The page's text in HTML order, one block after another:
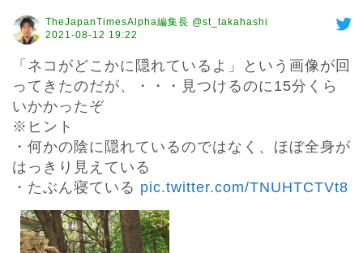
TheJapanTimesAlpha編集長 @st_takahashi
2021-08-12 19:22
「ネコがどこかに隠れているよ」という画像が回
ってきたのだが、・・・見つけるのに15分くら
いかかったぞ
※ヒント
・何かの陰に隠れているのではなく、ほぼ全身が
はっきり見えている
・たぶん寝ている pic.twitter.com/TNUHTCTVt8